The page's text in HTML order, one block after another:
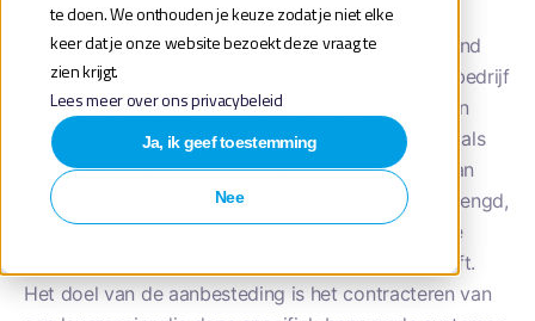
te doen. We onthouden je keuze zodat je niet elke
keer dat je onze website bezoekt deze vraag te
zien krijgt.
Lees meer over ons privacybeleid
Ja, ik geef toestemming
Nee
en actuators voor deze High Pressure Safeguard
Systems, bestemd voor leveringen in heel Nederland
binnen het werkgebied van Gasunie als overheidsbedrijf
in de gas- en warmtesector. De opdracht heeft een
geraamde waarde van € 2.500.000 en is opgezet als
een raamovereenkomst met een initiële looptijd van
acht jaar, die maximaal twee keer kan worden verlengd,
waardoor zij zowel qua contractduur als financiële
omvang een meerjarige strategische inkoop betreft.
Het doel van de aanbesteding is het contracteren van